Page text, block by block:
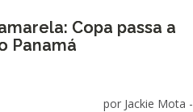
Copa passa a
Panamá
por Jackie Mota -